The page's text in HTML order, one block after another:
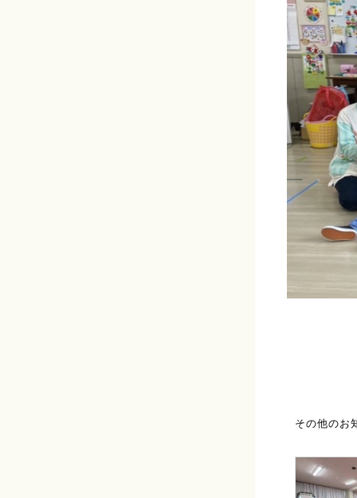
その他のお